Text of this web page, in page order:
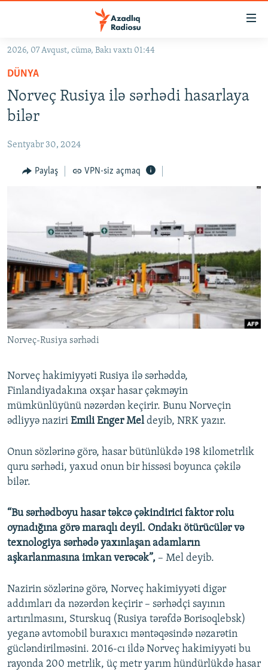
Əsas
qayıt
Əsas
naviqasiyaya
qayıt
Axtarışa
KORRUPSIOMETR
FƏRQƏ BAX
QANUNI DOĞRU
FOTOQALEREYA
İNFOQRAFIKA
KARIKATURA
RADIO ARXIV
OXU ZALI
AZƏRBAYCAN ƏDƏBIYYATI KITABXANASI
İSLAM VƏ DEMOKRATIYA
İZ - MƏDƏNIYYƏT PROQRAMI
HAQQIMIZDA
MISSIYAMIZ
PEŞƏ ETIKASI VƏ JURNALISTIKA STANDARTLARIMIZ
MATERIALLARIMIZDAN ISTIFADƏ
AZADLIQRADIOSU MOBIL TELEFONUNUZDA
XƏBƏR BÜLLETENLƏRIMIZ
BIZI IZLƏ
RFE/RL-in bütün saytları
2026, 07 Avqust, cümə, Bakı vaxtı 01:44
DÜNYA
Norveç Rusiya ilə sərhədi hasarlaya
bilər
Sentyabr 30, 2024
Paylaş VPN-siz açmaq
Norveç-Rusiya sərhədi
Norveç hakimiyyəti Rusiya ilə sərhəddə,
Finlandiyadakına oxşar hasar çəkməyin
mümkünlüyünü nəzərdən keçirir. Bunu Norveçin
ədliyyə naziri Emili Enger Meldeyib, NRK yazır.
Onun sözlərinə görə, hasar bütünlükdə 198 kilometrlik
quru sərhədi, yaxud onun bir hissəsi boyunca çəkilə
bilər.
“Bu sərhədboyu hasar təkcə çəkindirici faktor rolu
oynadığına görə maraqlı deyil. Ondakı ötürücülər və
texnologiya sərhədə yaxınlaşan adamların
aşkarlanmasına imkan verəcək”, – Mel deyib.
Nazirin sözlərinə görə, Norveç hakimiyyəti digər
addımları da nəzərdən keçirir – sərhədçi sayının
artırılmasını, Sturskuq (Rusiya tərəfdə Borisoqlebsk)
yeganə avtomobil buraxıcı məntəqəsində nəzarətin
gücləndirilməsini. 2016-cı ildə Norveç hakimiyyəti bu
rayonda 200 metrlik, üç metr yarım hündürlükdə hasar